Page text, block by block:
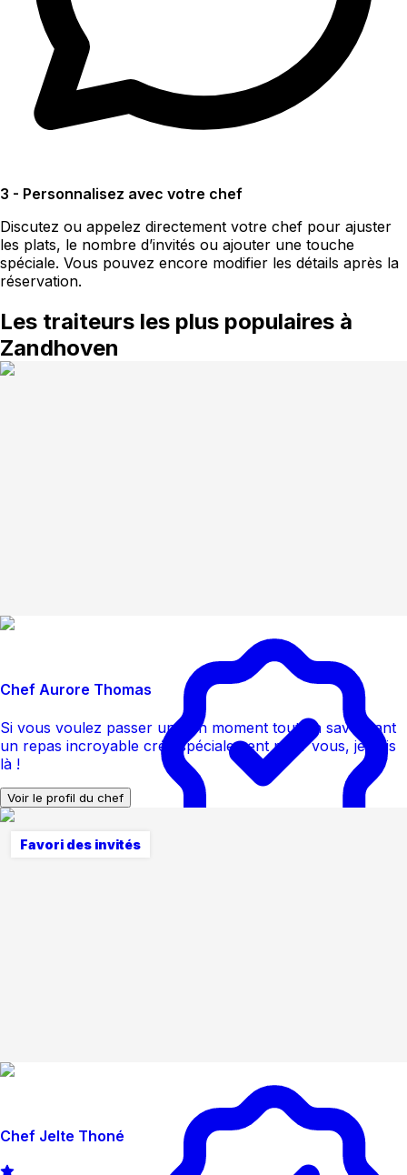
3 - Personnalisez avec votre chef
Discutez ou appelez directement votre chef pour ajuster
les plats, le nombre d’invités ou ajouter une touche
spéciale. Vous pouvez encore modifier les détails après la
réservation.
Les traiteurs les plus populaires à
Zandhoven
Chef Aurore Thomas
Si vous voulez passer un bon moment tout en savourant
un repas incroyable créé spécialement pour vous, je suis
là !
Voir le profil du chef
Favori des invités
Chef Jelte Thoné